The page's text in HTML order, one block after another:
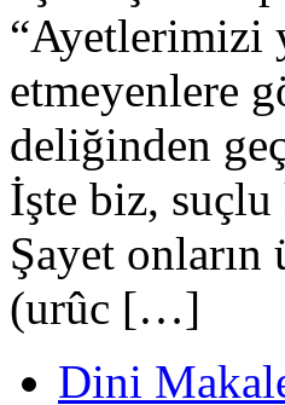
“Ayetlerimizi
etmeyenlere
deliğinden
İşte biz, suçlu
Şayet
(urûc […]
Dini